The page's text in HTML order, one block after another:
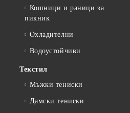
Кошници и раници за
пикник
Охладителни
Водоустойчиви
Текстил
Мъжки тениски
Дамски тениски